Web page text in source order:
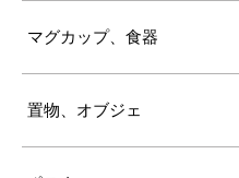
マグカップ、食器
置物、オブジェ